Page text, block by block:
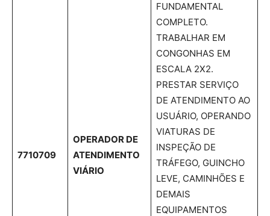
7710709
OPERADOR DE
ATENDIMENTO
VIÁRIO
FUNDAMENTAL
COMPLETO.
TRABALHAR EM
CONGONHAS EM
ESCALA 2X2.
PRESTAR SERVIÇO
DE ATENDIMENTO AO
USUÁRIO, OPERANDO
VIATURAS DE
INSPEÇÃO DE
TRÁFEGO, GUINCHO
LEVE, CAMINHÕES E
DEMAIS
EQUIPAMENTOS